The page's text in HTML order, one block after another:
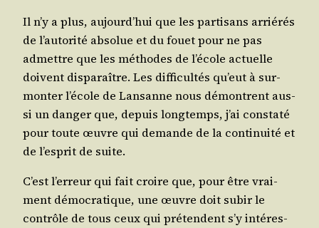
Il n’y a plus, aujourd’­hui que les par­ti­sans arrié­rés
de l’au­to­ri­té abso­lue et du fouet pour ne pas
admettre que les méthodes de l’é­cole actuelle
doivent dis­pa­raître. Les dif­fi­cul­tés qu’eut à sur­
mon­ter l’é­cole de Lan­sanne nous démontrent aus­
si un dan­ger que, depuis long­temps, j’ai consta­té
pour toute œuvre qui demande de la conti­nui­té et
de l’es­prit de suite.
C’est l’er­reur qui fait croire que, pour être vrai­
ment démo­cra­tique, une œuvre doit subir le
contrôle de tous ceux qui pré­tendent s’y inté­res­